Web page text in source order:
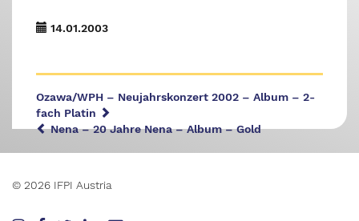
14.01.2003
Ozawa/WPH – Neujahrskonzert 2002 – Album – 2-
fach Platin
Nena – 20 Jahre Nena – Album – Gold
© 2026 IFPI Austria